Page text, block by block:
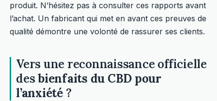
produit. N’hésitez pas à consulter ces rapports avant
l’achat. Un fabricant qui met en avant ces preuves de
qualité démontre une volonté de rassurer ses clients.
Vers une reconnaissance officielle
desbienfaits du CBD pour
l’anxiété?